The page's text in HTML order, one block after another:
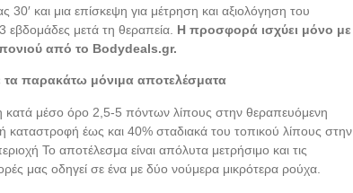
30′ και μια επίσκεψη για μέτρηση και αξιολόγηση του
εβδομάδες μετά τη θεραπεία. Η προσφορά ισχύει μόνο με
από τo Bodydeals.gr.
τα παρακάτω μόνιμα αποτελέσματα
κατά μέσο όρο 2,5-5 πόντων λίπους στην θεραπευόμενη
καταστροφή έως και 40% σταδιακά του τοπικού λίπους στην
Το αποτέλεσμα είναι απόλυτα μετρήσιμο και τις
μας οδηγεί σε ένα με δύο νούμερα μικρότερα ρούχα.